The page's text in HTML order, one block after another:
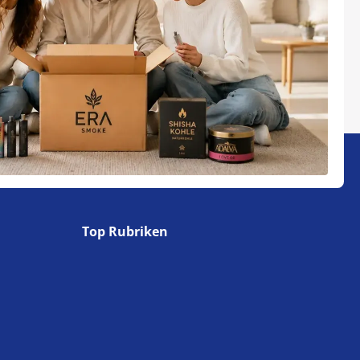
Top Rubriken